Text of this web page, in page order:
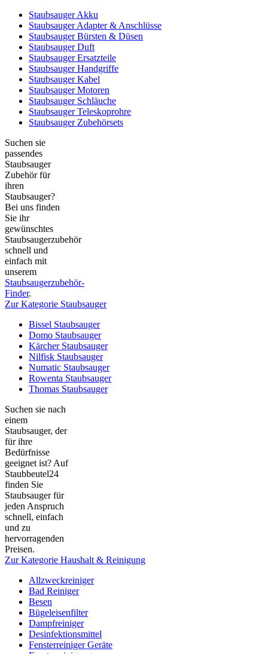
Staubsauger Akku
Staubsauger Adapter & Anschlüsse
Staubsauger Bürsten & Düsen
Staubsauger Duft
Staubsauger Ersatzteile
Staubsauger Handgriffe
Staubsauger Kabel
Staubsauger Motoren
Staubsauger Schläuche
Staubsauger Teleskoprohre
Staubsauger Zubehörsets
Suchen sie
passendes
Staubsauger
Zubehör für
ihren
Staubsauger?
Bei uns finden
Sie ihr
gewünschtes
Staubsaugerzubehör
schnell und
einfach mit
unserem
Staubsaugerzubehör-
Finder.
Zur Kategorie Staubsauger
Bissel Staubsauger
Domo Staubsauger
Kärcher Staubsauger
Nilfisk Staubsauger
Numatic Staubsauger
Rowenta Staubsauger
Thomas Staubsauger
Suchen sie nach
einem
Staubsauger, der
für ihre
Bedürfnisse
geeignet ist? Auf
Staubbeutel24
finden Sie
Staubsauger für
jeden Anspruch
schnell, einfach
und zu
hervorragenden
Preisen.
Zur Kategorie Haushalt & Reinigung
Allzweckreiniger
Bad Reiniger
Besen
Bügeleisenfilter
Dampfreiniger
Desinfektionsmittel
Fensterreiniger Geräte